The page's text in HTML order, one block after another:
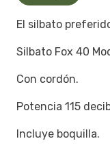
El silbato
Silbato Fox 40
Con cordón.
Potencia 115
Incluye boquilla.